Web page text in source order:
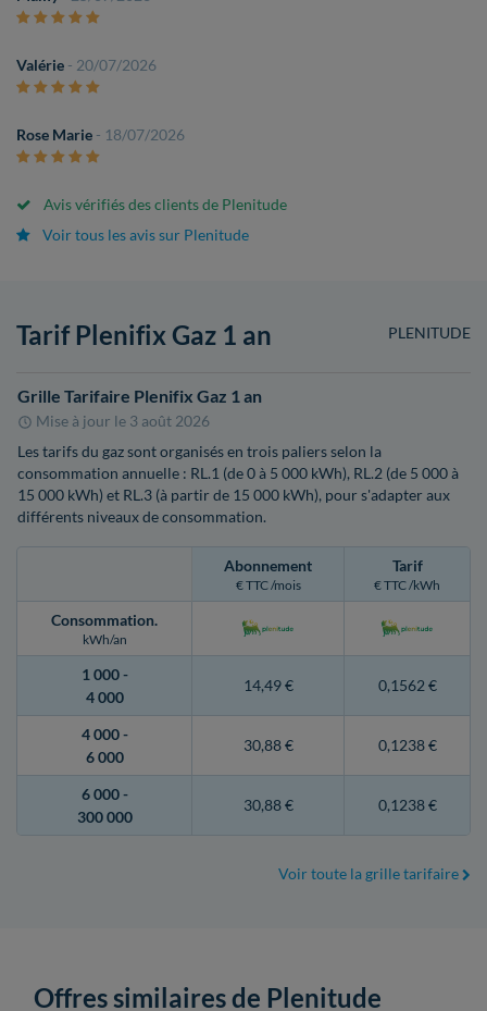
Valérie - 20/07/2026
Rose Marie - 18/07/2026
Avis vérifiés des clients de Plenitude
Voir tous les avis sur Plenitude
PLENITUDE
Tarif Plenifix Gaz 1 an
Grille Tarifaire Plenifix Gaz 1 an
Mise à jour le 3 août 2026
Les tarifs du gaz sont organisés en trois paliers selon la
consommation annuelle : RL.1 (de 0 à 5 000 kWh), RL.2 (de 5 000 à
15 000 kWh) et RL.3 (à partir de 15 000 kWh), pour s'adapter aux
différents niveaux de consommation.
Abonnement
€ TTC /mois
Tarif
€ TTC /kWh
Consommation.
kWh/an
1 000 -
4 000
14,49 € 0,1562 €
4 000 -
6 000
30,88 € 0,1238 €
6 000 -
300 000
30,88 € 0,1238 €
Voir toute la grille tarifaire
Offres similaires de Plenitude